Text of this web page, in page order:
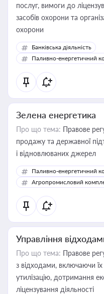
послуг, вимоги до
засобів охорони та
охорони
Банківська діяльність
Паливно-енергетичний
Зелена енергетика
Про що тема: Правове
продажу та державної
і відновлюваних джерел
Паливно-енергетичний
Агропромисловий
Управління
Про що тема: Правове
з відходами, включаючи
утилізацію, дотримання
ліцензування діяльності